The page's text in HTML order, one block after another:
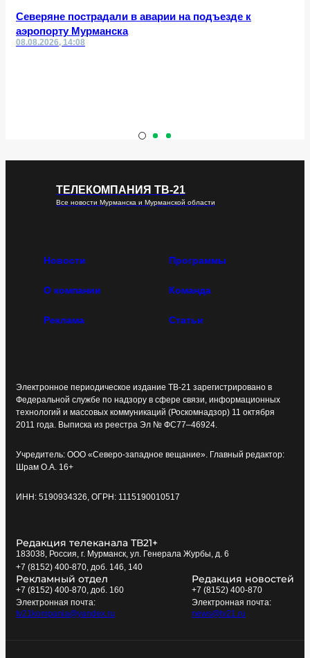
Северяне пострадали в аварии на подъезде к
аэропорту Мурманска
08.08.2026, 14:08
ТЕЛЕКОМПАНИЯ ТВ-21
Все новости Мурманска и Мурманской области
Новости Программы
О компании Команда
Реклама Статьи
Электронное периодическое издание ТВ-21 зарегистрировано в
Федеральной службе по надзору в сфере связи, информационных
технологий и массовых коммуникаций (Роскомнадзор) 11 октября
2011 года. Выписка из реестра Эл № ФС77–46924.
Учредитель: ООО «Северо-западное вещание». Главный редактор:
Шрам О.А. 16+
ИНН: 5190934326, ОГРН: 1115190010517
Редакция телеканала ТВ21+
183038, Россия, г. Мурманск, ул. Генерала Журбы, д. 6
+7 (8152) 400-870, доб. 146, 140
Рекламный отдел
+7 (8152) 400-870, доб. 160
Электронная почта:
tv21kompania@yandex.ru
Редакция новостей
+7 (8152) 400-870
Электронная почта:
news@tv21.ru